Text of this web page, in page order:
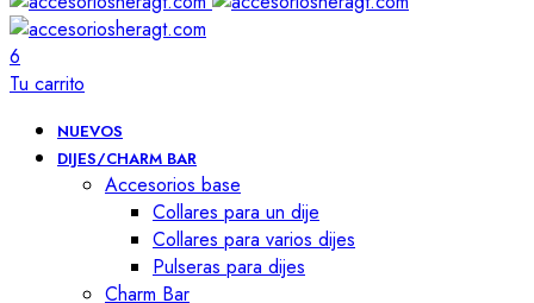
6
Tu carrito
NUEVOS
DIJES/CHARM BAR
Accesorios base
Collares para un dije
Collares para varios dijes
Pulseras para dijes
Charm Bar